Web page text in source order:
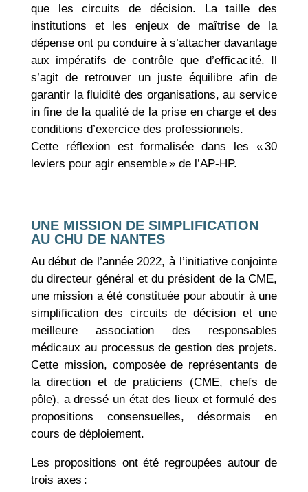
que les circuits de décision. La taille des
institutions et les enjeux de maîtrise de la
dépense ont pu conduire à s’attacher davantage
aux impératifs de contrôle que d’efficacité. Il
s’agit de retrouver un juste équilibre afin de
garantir la fluidité des organisations, au service
in fine de la qualité de la prise en charge et des
conditions d’exercice des professionnels.
Cette réflexion est formalisée dans les « 30
leviers pour agir ensemble » de l’AP-HP.
UNE MISSION DE SIMPLIFICATION
AU CHU DE NANTES
Au début de l’année 2022, à l’initiative conjointe
du directeur général et du président de la CME,
une mission a été constituée pour aboutir à une
simplification des circuits de décision et une
meilleure association des responsables
médicaux au processus de gestion des projets.
Cette mission, composée de représentants de
la direction et de praticiens (CME, chefs de
pôle), a dressé un état des lieux et formulé des
propositions consensuelles, désormais en
cours de déploiement.
Les propositions ont été regroupées autour de
trois axes :